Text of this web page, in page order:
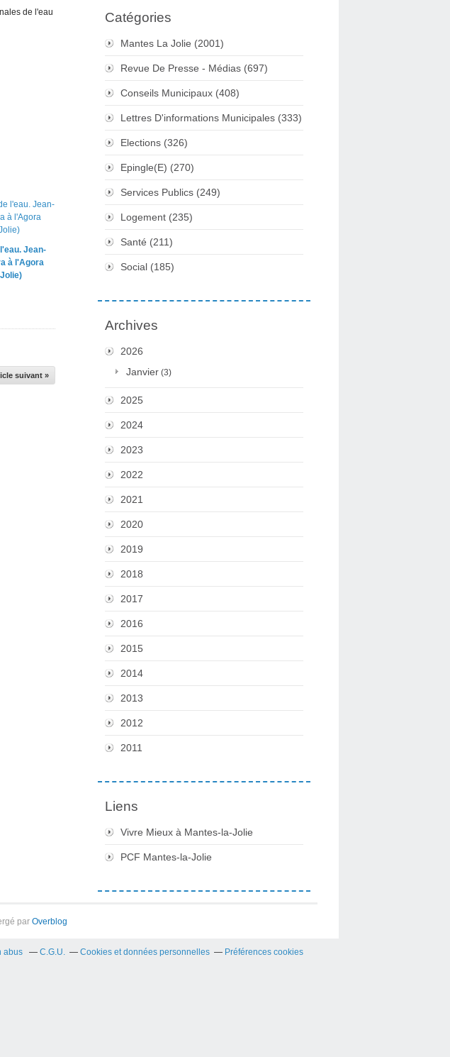
de l'eau
Jean-
à l'Agora
suivant »
Catégories
Mantes La Jolie (2001)
Revue De Presse - Médias (697)
Conseils Municipaux (408)
Lettres D'informations Municipales (333)
Elections (326)
Epingle(e) (270)
Services Publics (249)
Logement (235)
Santé (211)
Social (185)
Archives
2026
Janvier (3)
2025
2024
2023
2022
2021
2020
2019
2018
2017
2016
2015
2014
2013
2012
2011
Liens
Vivre Mieux à Mantes-la-Jolie
PCF Mantes-la-Jolie
par Overblog
abus C.G.U. Cookies et données personnelles Préférences cookies